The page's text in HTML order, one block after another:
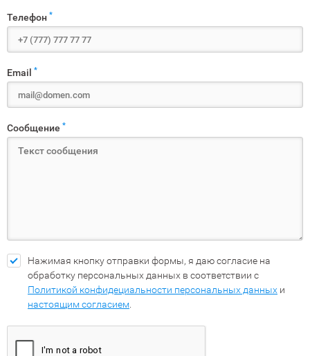
Телефон *
Email *
Сообщение *
Нажимая кнопку отправки формы, я даю согласие на
обработку персональных данных в соответствии с
Политикой конфидециальности персональных данных и
настоящим согласием